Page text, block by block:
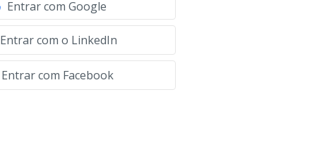
Entrar com Google
Entrar com o LinkedIn
Entrar com Facebook